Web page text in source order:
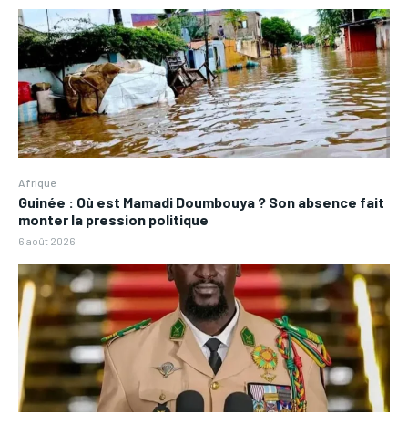
Afrique
Guinée : Où est Mamadi Doumbouya ? Son absence fait
monter la pression politique
6 août 2026